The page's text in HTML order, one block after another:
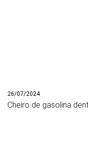
26/07/2024
Cheiro de gasolina